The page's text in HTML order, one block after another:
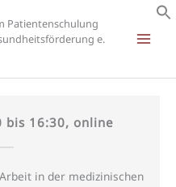
Patientenschulung
e.
bis 16:30, online
in der medizinischen